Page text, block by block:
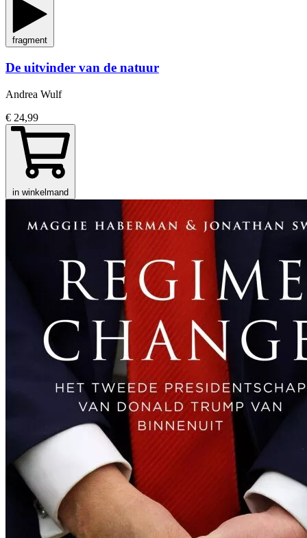
fragment
De uitvinder van de natuur
Andrea Wulf
€ 24,99
in winkelmand